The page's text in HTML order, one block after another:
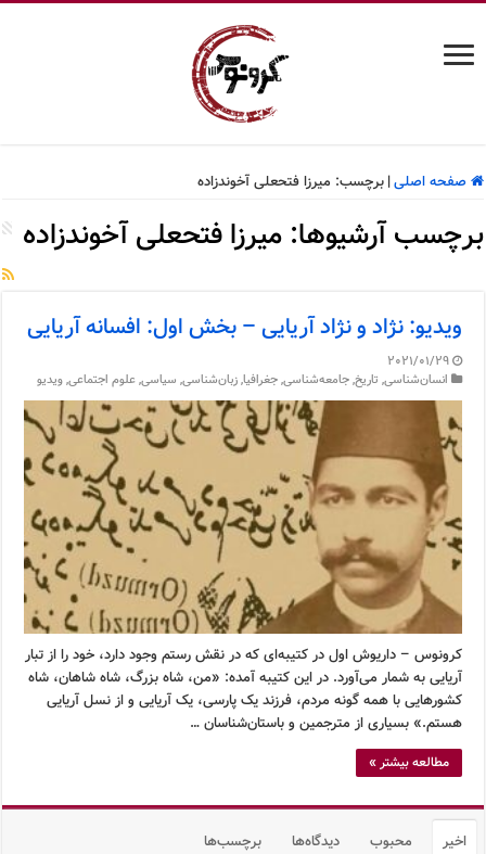
صفحه اصلی| برچسب: میرزا فتحعلی آخوندزاده
برچسب آرشیوها:میرزا فتحعلی آخوندزاده
ویدیو: نژاد و نژاد آریایی – بخش اول: افسانه آریایی
2021/01/29
انسان‌شناسی, تاریخ,جامعه‌شناسی,جغرافیا,زبان‌شناسی, سیاسی,علوم اجتماعی,ویدیو
کرونوس – داریوش اول در کتیبه‌ای که در نقش رستم وجود دارد، خود را از تبار
آریایی به شمار می‌آورد. در این کتیبه آمده: «من، شاه بزرگ، شاه شاهان، شاه
کشورهایی با همه گونه مردم، فرزند یک پارسی، یک آریایی و از نسل آریایی
هستم.» بسیاری از مترجمین و باستان‌شناسان …
مطالعه بیشتر »
اخیر محبوب دیدگاه‌ها برچسب‌ها